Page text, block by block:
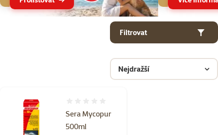
Filtrovat
Nejdražší
Produkty v kategorii Léčiva pro akvarijní ryby
Sera Mycopur
500ml